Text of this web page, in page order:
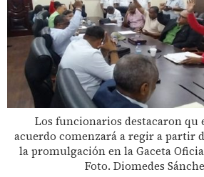
Los funcionarios destacaron qu
acuerdo comenzará a regir a partir
la promulgación en la Gaceta
Foto. Diomedes